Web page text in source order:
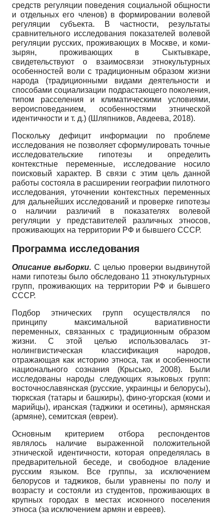
средств регуляции поведения социальной общности
и отдельных его членов) в формировании волевой
регуляции субъекта. В частности, результаты
сравнительного исследования показателей волевой
регуляции русских, проживающих в Москве, и коми-
зырян, проживающих в Сыктывкаре,
свидетельствуют о взаимосвязи этнокультурных
особенностей воли с традиционным образом жизни
народа (традиционными видами деятельности и
способами социализации подрастающего поколения,
типом расселения и климатическими условиями,
вероисповеданием, особенностями этнической
идентичности и т. д.) (Шляпников, Авдеева, 2018).
Поскольку дефицит информации по проблеме
исследования не позволяет сформулировать точные
исследовательские гипотезы и определить
контекстные переменные, исследование носило
поисковый характер. В связи с этим цель данной
работы состояла в расширении географии пилотного
исследования, уточнении контекстных переменных
для дальнейших исследований и проверке гипотезы
о наличии различий в показателях волевой
регуляции у представителей различных этносов,
проживающих на территории РФ и бывшего СССР.
Программа исследования
Описание выборки. С целью проверки выдвинутой
нами гипотезы было обследовано 11 этнокультурных
групп, проживающих на территории РФ и бывшего
СССР.
Подбор этнических групп осуществлялся по
принципу максимальной вариативности
переменных, связанных с традиционным образом
жизни. С этой целью использовалась эт­
нолингвистическая классификация народов,
отражающая как историю этноса, так и особенности
национального сознания (Крысько, 2008). Были
исследованы народы следующих языковых групп:
восточнославянская (русские, украинцы и белорусы),
тюркская (татары и башкиры), фино-угорская (коми и
марийцы), иранская (таджики и осетины), армянская
(армяне), семитская (евреи).
Основным критерием отбора респондентов
являлось наличие выраженной положительной
этнической идентичности, которая определялась в
предварительной беседе, и свободное владение
русским языком. Все группы, за исключением
белорусов и таджиков, были уравнены по полу и
возрасту и состояли из студентов, проживающих в
крупных городах в местах исконного поселения
этноса (за исключением армян и евреев).